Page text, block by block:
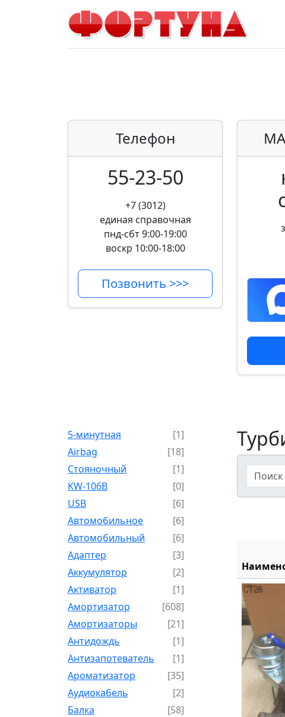
Телефон
55-23-50
+7 (3012)
единая справочная
пнд-сбт 9:00-19:00
воскр 10:00-18:00
Позвонить >>>
5-минутная
[1]
Airbag
[18]
Cтояночный
[1]
KW-106B
[0]
USB
[6]
Автомобильное
[6]
Автомобильный
[6]
Адаптер
[3]
Аккумулятор
[2]
Активатор
[1]
Амортизатор
[608]
Амортизаторы
[21]
Антидождь
[1]
Антизапотеватель
[1]
Ароматизатор
[35]
Аудиокабель
[2]
Балка
[58]